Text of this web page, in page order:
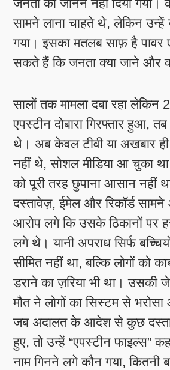
जनता को जानने नहीं दिया
सामने लाना चाहते थे, लेकिन उन्हें
गया। इसका मतलब साफ़ है पावर
सकते हैं कि जनता क्या जाने और
सालों तक मामला दबा रहा लेकिन
एपस्टीन दोबारा गिरफ्तार हुआ,
थे। अब केवल टीवी या अखबार
नहीं थे, सोशल मीडिया आ चुका
को पूरी तरह छुपाना आसान नहीं
दस्तावेज़, ईमेल और रिकॉर्ड
आरोप लगे कि उसके ठिकानों पर
लगे थे। यानी अपराध सिर्फ
सीमित नहीं था, बल्कि लोगों को
डराने का ज़रिया भी था। उसकी
मौत ने लोगों का सिस्टम से भरोसा
जब अदालत के आदेश से कुछ
हुए, तो उन्हें “एपस्टीन फाइल्स”
नाम गिनने लगे कौन गया, कितनी